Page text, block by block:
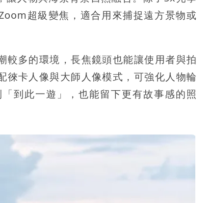
超級變焦，適合用來捕捉遠方景物或
較多的環境，長焦鏡頭也能讓使用者與拍
徠卡人像與大師人像模式，可強化人物輪
到此一遊」，也能留下更有故事感的照